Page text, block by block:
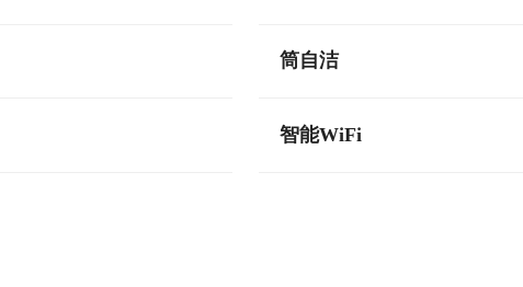
筒自洁
智能WiFi